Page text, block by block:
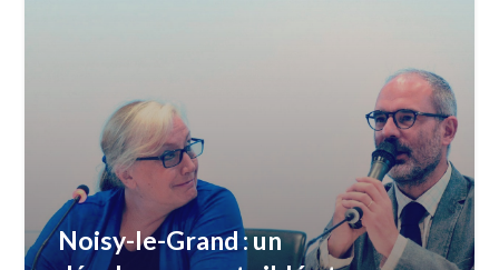
Noisy-le-Grand : un